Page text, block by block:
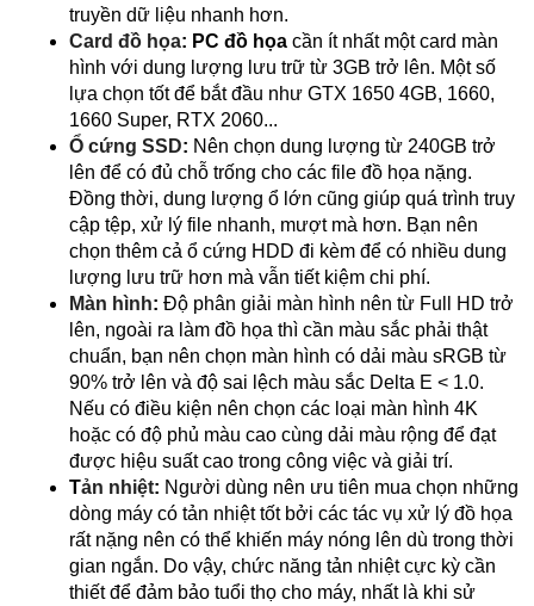
truyền dữ liệu nhanh hơn.
Card đồ họa: PC đồ họa cần ít nhất một card màn
hình với dung lượng lưu trữ từ 3GB trở lên. Một số
lựa chọn tốt để bắt đầu như GTX 1650 4GB, 1660,
1660 Super, RTX 2060...
Ổ cứng SSD: Nên chọn dung lượng từ 240GB trở
lên để có đủ chỗ trống cho các file đồ họa nặng.
Đồng thời, dung lượng ổ lớn cũng giúp quá trình truy
cập tệp, xử lý file nhanh, mượt mà hơn. Bạn nên
chọn thêm cả ổ cứng HDD đi kèm để có nhiều dung
lượng lưu trữ hơn mà vẫn tiết kiệm chi phí.
Màn hình: Độ phân giải màn hình nên từ Full HD trở
lên, ngoài ra làm đồ họa thì cần màu sắc phải thật
chuẩn, bạn nên chọn màn hình có dải màu sRGB từ
90% trở lên và độ sai lệch màu sắc Delta E < 1.0.
Nếu có điều kiện nên chọn các loại màn hình 4K
hoặc có độ phủ màu cao cùng dải màu rộng để đạt
được hiệu suất cao trong công việc và giải trí.
Tản nhiệt: Người dùng nên ưu tiên mua chọn những
dòng máy có tản nhiệt tốt bởi các tác vụ xử lý đồ họa
rất nặng nên có thể khiến máy nóng lên dù trong thời
gian ngắn. Do vậy, chức năng tản nhiệt cực kỳ cần
thiết để đảm bảo tuổi thọ cho máy, nhất là khi sử